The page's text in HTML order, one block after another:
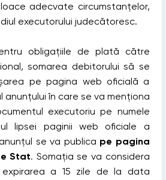
adecvate circumstanțelor,
executorului judecătoresc.
obligațiile de plată către
somarea debitorului să se
pe pagina web oficială a
anunțului în care se va menționa
executoriu pe numele
lipsei paginii web oficiale a
se va publica pe pagina
Stat. Somația se va considera
expirarea a 15 zile de la data